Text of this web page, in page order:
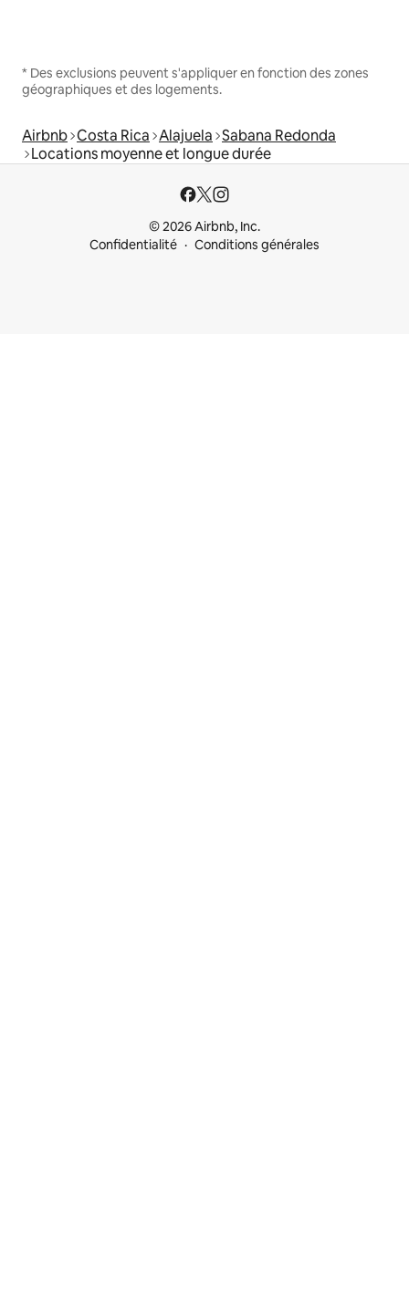
* Des exclusions peuvent s'appliquer en fonction des zones
géographiques et des logements.
Airbnb Costa Rica Alajuela Sabana Redonda
Locations moyenne et longue durée
© 2026 Airbnb, Inc.
Confidentialité
Conditions générales